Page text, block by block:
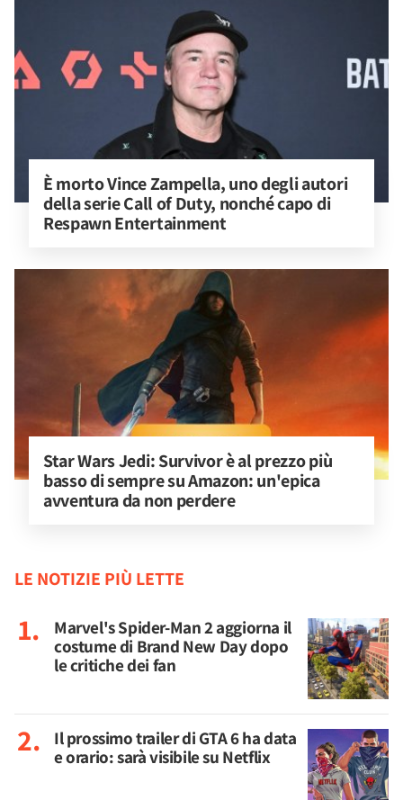
È morto Vince Zampella, uno degli autori
della serie Call of Duty, nonché capo di
Respawn Entertainment
Star Wars Jedi: Survivor è al prezzo più
basso di sempre su Amazon: un'epica
avventura da non perdere
LE NOTIZIE PIÙ LETTE
Marvel's Spider-Man 2 aggiorna il
costume di Brand New Day dopo
le critiche dei fan
Il prossimo trailer di GTA 6 ha data
e orario: sarà visibile su Netflix